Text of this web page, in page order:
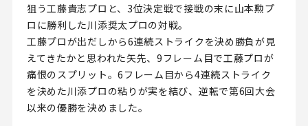
狙う工藤貴志プロと、3位決定戦で接戦の末に山本勲プ
ロに勝利した川添奨太プロの対戦。
工藤プロが出だしから6連続ストライクを決め勝負が見
えてきたかと思われた矢先、9フレーム目で工藤プロが
痛恨のスプリット。6フレーム目から4連続ストライク
を決めた川添プロの粘りが実を結び、逆転で第6回大会
以来の優勝を決めました。